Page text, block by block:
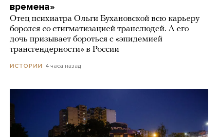
времена»
Отец психиатра Ольги Бухановской всю карьеру
боролся со стигматизацией транслюдей. А его
дочь призывает бороться с «эпидемией
трансгендерности» в России
ИСТОРИИ 4 часа назад